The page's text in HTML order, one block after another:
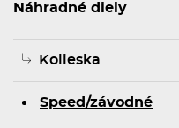
Náhradné diely
Kolieska
Speed/závodné